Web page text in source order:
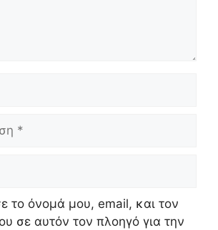
το όνομά μου, email, και τον
σε αυτόν τον πλοηγό για την